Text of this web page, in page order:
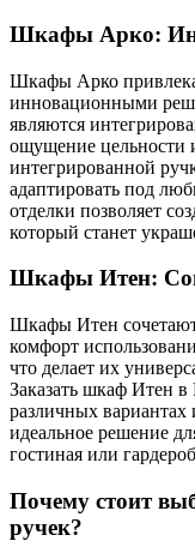
Шкафы Арко:
Шкафы Арко
инновационными
являются
ощущение цельности
интегрированной
адаптировать под
отделки позволяет
который станет
Шкафы Итен:
Шкафы Итен
комфорт
что делает их
Заказать шкаф Итен
различных вариантах
идеальное решение
гостиная или
Почему стоит
ручек?